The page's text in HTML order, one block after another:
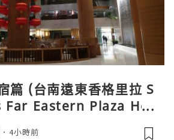
篇 (台南遠東香格里拉 S
Eastern Plaza Hot
4小時前